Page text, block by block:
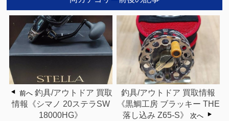
前へ 釣具/アウトドア 買取
情報《シマノ 20ステラSW
18000HG》
釣具/アウトドア 買取情報
《黒鯛工房 ブラッキー THE
落し込み Z65-S》
次へ